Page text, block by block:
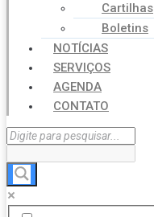
Cartilhas
Boletins
NOTÍCIAS
SERVIÇOS
AGENDA
CONTATO